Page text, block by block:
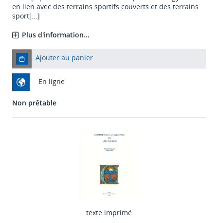
en lien avec des terrains sportifs couverts et des terrains
sport[...]
Plus d'information...
Ajouter au panier
En ligne
Non prêtable
texte imprimé